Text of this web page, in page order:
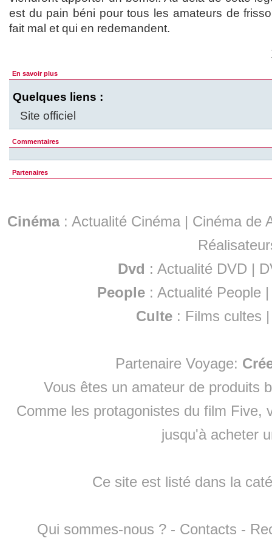
est du pain béni pour tous les amateurs de
fait mal et qui en redemandent.
En savoir plus
Quelques liens :
Site officiel
Commentaires
Partenaires
Cinéma: Actualité Cinéma | Cinéma de
Dvd : Actualité DVD |
People :Actualité People
Culte : Films cultes
Partenaire Voyage:
Vous êtes un amateur de produits
Comme les protagonistes du film Five,
jusqu'à acheter
Ce site est listé dans la
Qui sommes-nous ? - Contacts -